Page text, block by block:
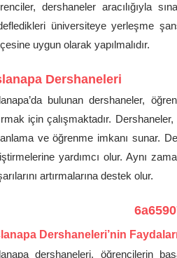
dershaneler aracılığıyla
üniversiteye yerleşme
uygun olarak yapılmalıdır.
Dershaneleri
bulunan dershaneler,
için çalışmaktadır.
ve öğrenme imkanı sunar.
yardımcı olur. Aynı
artırmalarına destek olur.
Dershaneleri’nin
dershaneleri, öğrencilerin